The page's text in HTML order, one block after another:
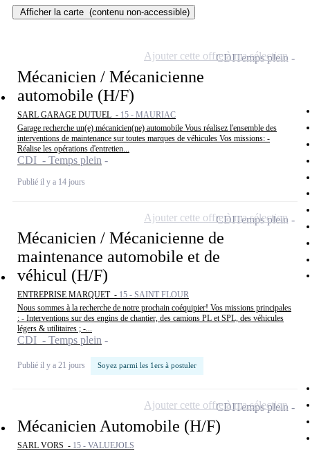
Afficher la carte (contenu non-accessible)
Mécanicien / Mécanicienne
automobile (H/F)
SARL GARAGE DUTUEL - 15 - MAURIAC
Garage recherche un(e) mécanicien(ne) automobile Vous réalisez l'ensemble des
interventions de maintenance sur toutes marques de véhicules Vos missions: -
Réalise les opérations d'entretien...
CDI - Temps plein
Publié il y a 14 jours
CDITemps plein
Ajouter cette offre à ma sélection
Mécanicien / Mécanicienne de
maintenance automobile et de
véhicul (H/F)
ENTREPRISE MARQUET - 15 - SAINT FLOUR
Nous sommes à la recherche de notre prochain coéquipier! Vos missions principales
: - Interventions sur des engins de chantier, des camions PL et SPL, des véhicules
légers & utilitaires ; -...
CDI - Temps plein
Publié il y a 21 jours Soyez parmi les 1ers à postuler
CDITemps plein
Ajouter cette offre à ma sélection
Mécanicien Automobile (H/F)
SARL VORS - 15 - VALUEJOLS
CDITemps plein
Ajouter cette offre à ma sélection